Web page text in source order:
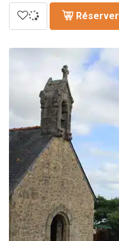
Réserver